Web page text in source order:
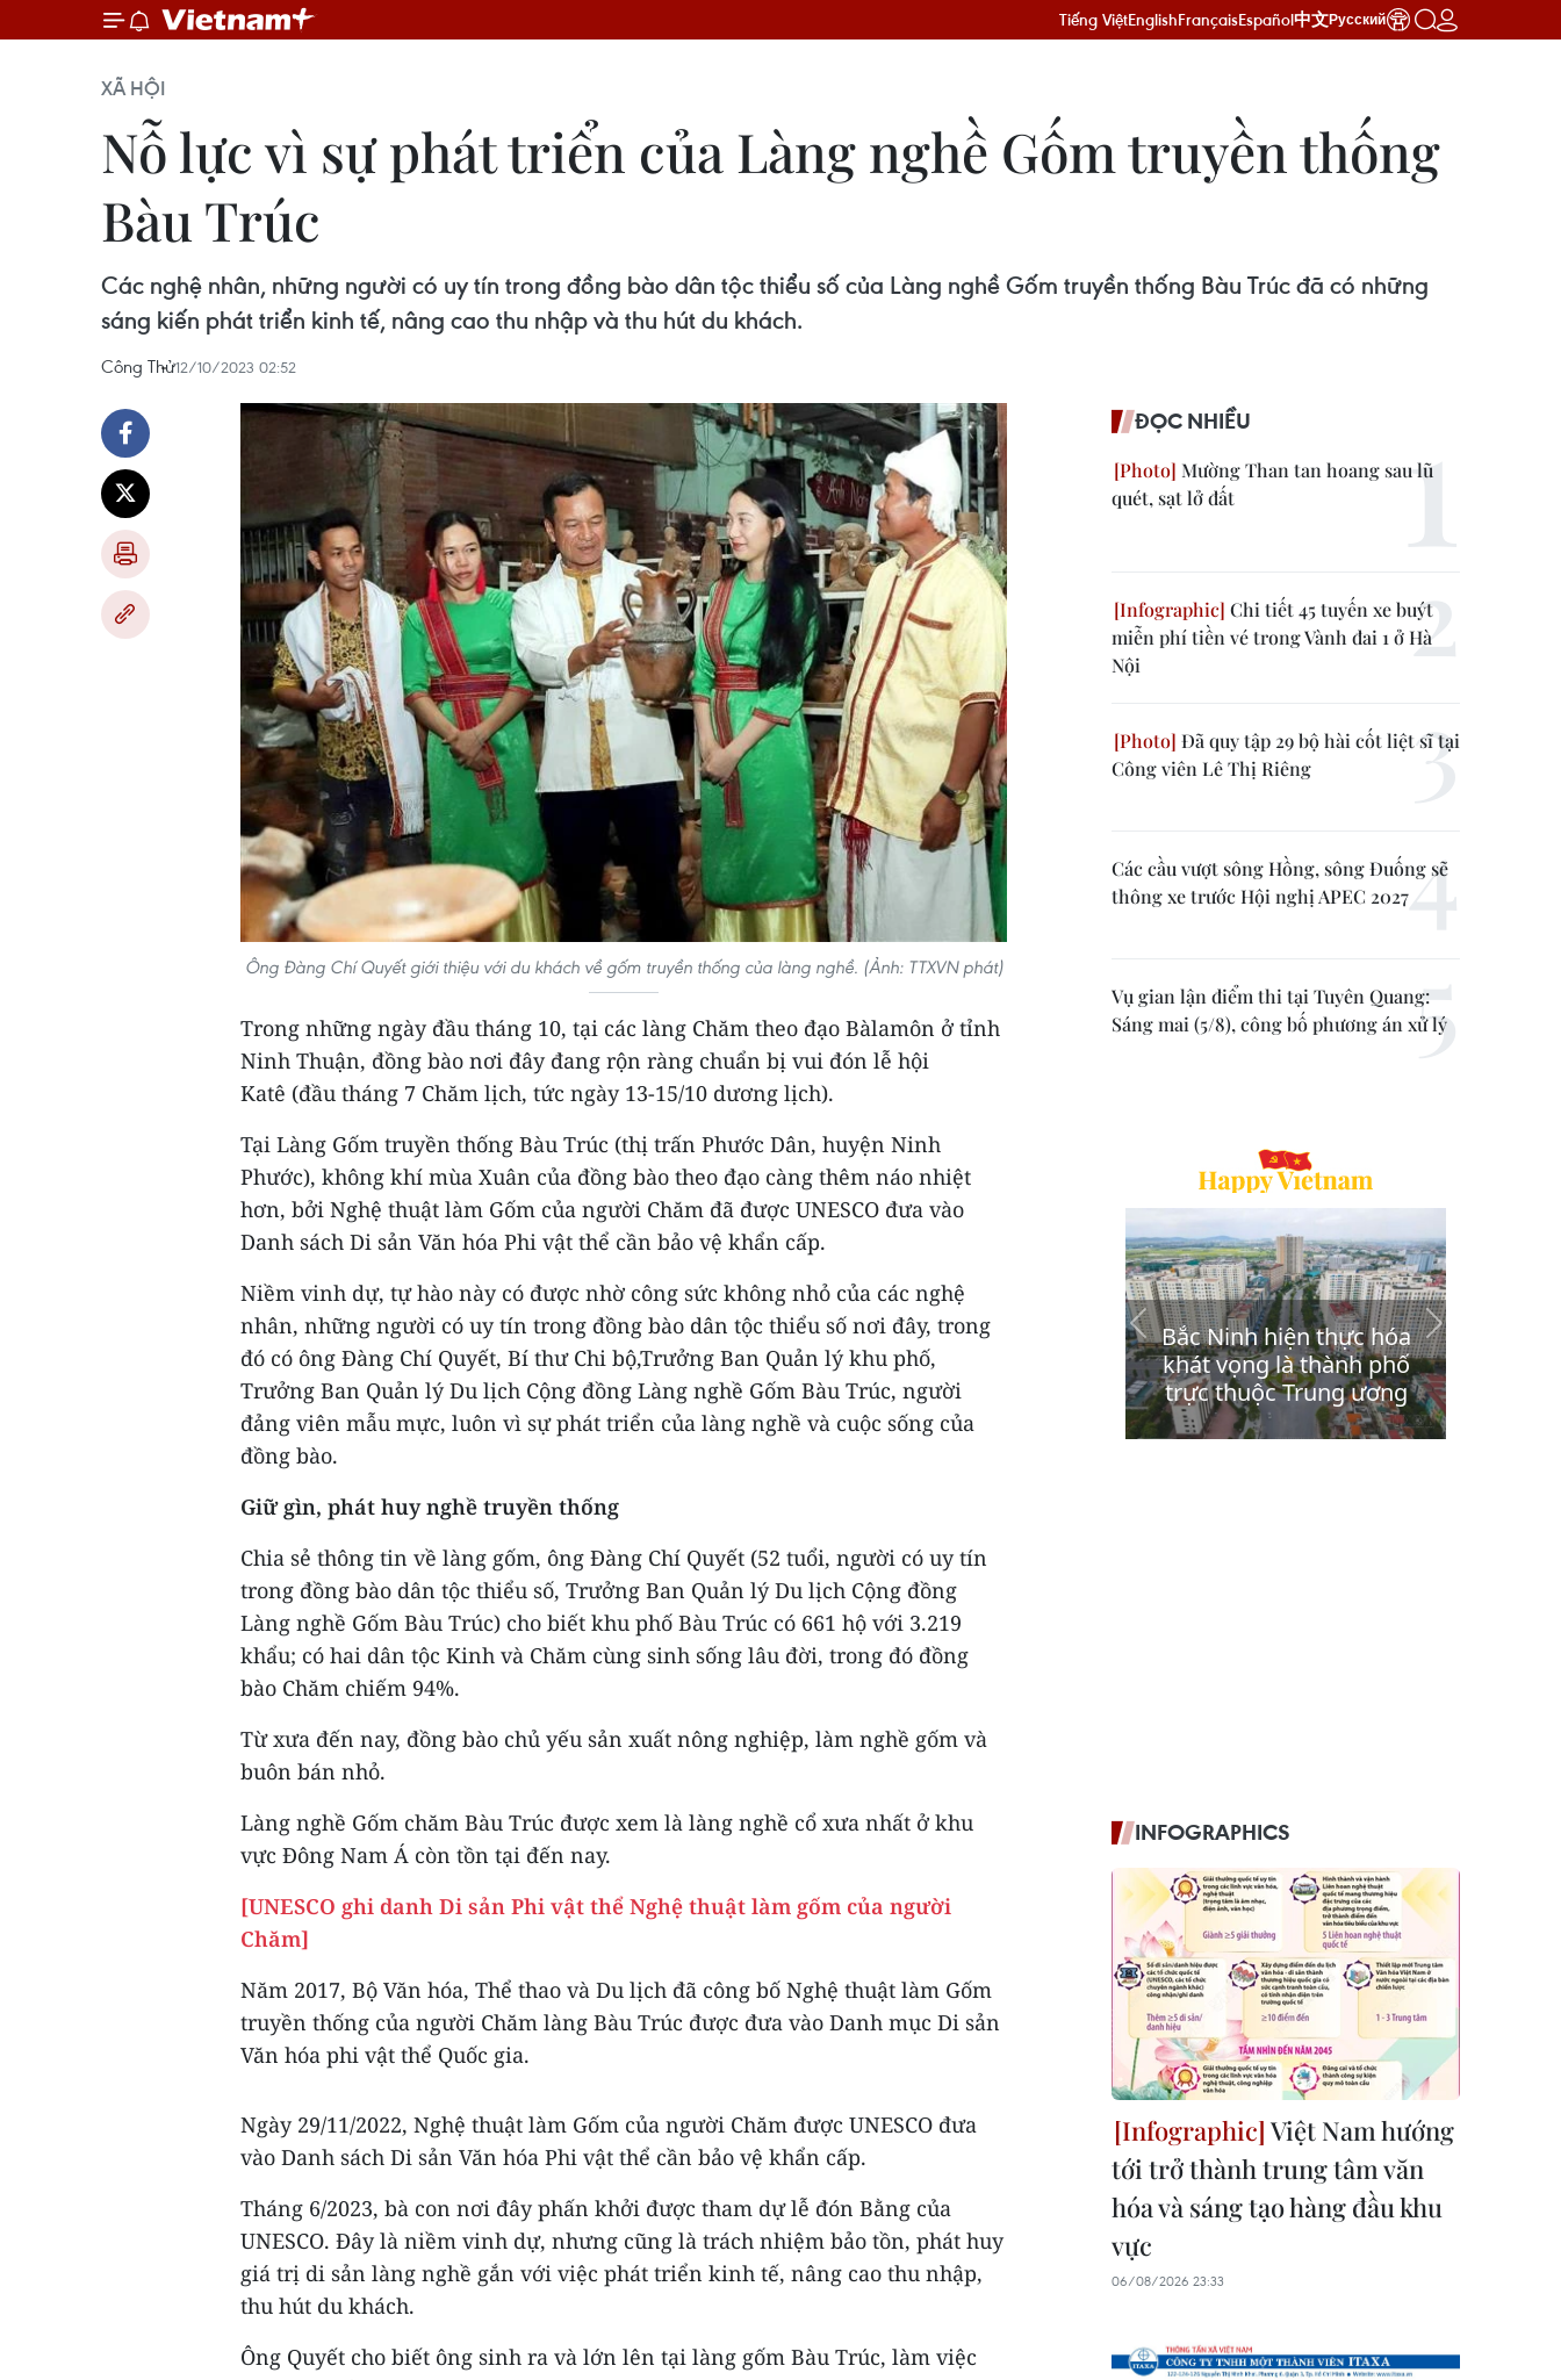
Tiếng ViệtEnglishFrançaisEspañol中文Русский
XÃ HỘI
Nỗ lực vì sự phát triển của Làng nghề Gốm truyền thống
Bàu Trúc
Các nghệ nhân, những người có uy tín trong đồng bào dân tộc thiểu số của Làng nghề Gốm truyền thống Bàu Trúc đã có những
sáng kiến phát triển kinh tế, nâng cao thu nhập và thu hút du khách.
Công Thử12/10/2023 02:52
Ông Đàng Chí Quyết giới thiệu với du khách về gốm truyền thống của làng nghề. (Ảnh: TTXVN phát)
Trong những ngày đầu tháng 10, tại các làng Chăm theo đạo Bàlamôn ở tỉnh
Ninh Thuận, đồng bào nơi đây đang rộn ràng chuẩn bị vui đón lễ hội
Katê (đầu tháng 7 Chăm lịch, tức ngày 13-15/10 dương lịch).
Tại Làng Gốm truyền thống Bàu Trúc (thị trấn Phước Dân, huyện Ninh
Phước), không khí mùa Xuân của đồng bào theo đạo càng thêm náo nhiệt
hơn, bởi Nghệ thuật làm Gốm của người Chăm đã được UNESCO đưa vào
Danh sách Di sản Văn hóa Phi vật thể cần bảo vệ khẩn cấp.
Niềm vinh dự, tự hào này có được nhờ công sức không nhỏ của các nghệ
nhân, những người có uy tín trong đồng bào dân tộc thiểu số nơi đây, trong
đó có ông Đàng Chí Quyết, Bí thư Chi bộ,Trưởng Ban Quản lý khu phố,
Trưởng Ban Quản lý Du lịch Cộng đồng Làng nghề Gốm Bàu Trúc, người
đảng viên mẫu mực, luôn vì sự phát triển của làng nghề và cuộc sống của
đồng bào.
Giữ gìn, phát huy nghề truyền thống
Chia sẻ thông tin về làng gốm, ông Đàng Chí Quyết (52 tuổi, người có uy tín
trong đồng bào dân tộc thiểu số, Trưởng Ban Quản lý Du lịch Cộng đồng
Làng nghề Gốm Bàu Trúc) cho biết khu phố Bàu Trúc có 661 hộ với 3.219
khẩu; có hai dân tộc Kinh và Chăm cùng sinh sống lâu đời, trong đó đồng
bào Chăm chiếm 94%.
Từ xưa đến nay, đồng bào chủ yếu sản xuất nông nghiệp, làm nghề gốm và
buôn bán nhỏ.
Làng nghề Gốm chăm Bàu Trúc được xem là làng nghề cổ xưa nhất ở khu
vực Đông Nam Á còn tồn tại đến nay.
[UNESCO ghi danh Di sản Phi vật thể Nghệ thuật làm gốm của người
Chăm]
Năm 2017, Bộ Văn hóa, Thể thao và Du lịch đã công bố Nghệ thuật làm Gốm
truyền thống của người Chăm làng Bàu Trúc được đưa vào Danh mục Di sản
Văn hóa phi vật thể Quốc gia.
Ngày 29/11/2022, Nghệ thuật làm Gốm của người Chăm được UNESCO đưa
vào Danh sách Di sản Văn hóa Phi vật thể cần bảo vệ khẩn cấp.
Tháng 6/2023, bà con nơi đây phấn khởi được tham dự lễ đón Bằng của
UNESCO. Đây là niềm vinh dự, nhưng cũng là trách nhiệm bảo tồn, phát huy
giá trị di sản làng nghề gắn với việc phát triển kinh tế, nâng cao thu nhập,
thu hút du khách.
Ông Quyết cho biết ông sinh ra và lớn lên tại làng gốm Bàu Trúc, làm việc
ĐỌC NHIỀU
Mường Than tan hoang sau lũ
quét, sạt lở đất
Chi tiết 45 tuyến xe buýt
miễn phí tiền vé trong Vành đai 1 ở Hà
Nội
Đã quy tập 29 bộ hài cốt liệt sĩ tại
Công viên Lê Thị Riêng
Các cầu vượt sông Hồng, sông Đuống sẽ
thông xe trước Hội nghị APEC 2027
Vụ gian lận điểm thi tại Tuyên Quang:
Sáng mai (5/8), công bố phương án xử lý
INFOGRAPHICS
Việt Nam hướng
tới trở thành trung tâm văn
hóa và sáng tạo hàng đầu khu
vực
06/08/2026 23:33